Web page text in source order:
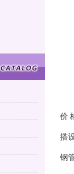
价
搭
钢